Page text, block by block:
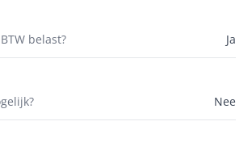
belast? Ja
Nee